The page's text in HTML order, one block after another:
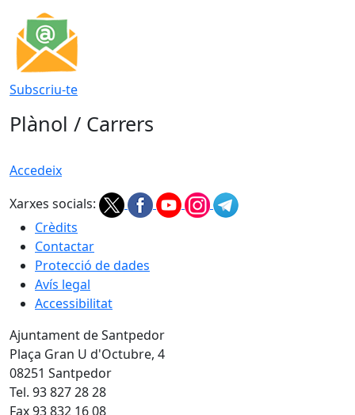
Subscriu-te
Plànol / Carrers
Accedeix
Xarxes socials:
Crèdits
Contactar
Protecció de dades
Avís legal
Accessibilitat
Ajuntament de Santpedor
Plaça Gran U d'Octubre, 4
08251 Santpedor
Tel. 93 827 28 28
Fax 93 832 16 08